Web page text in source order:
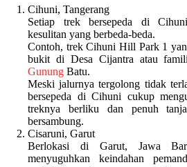
Cihuni, Tangerang
Setiap trek bersepeda di
kesulitan yang berbeda-beda.
Contoh, trek Cihuni Hill Park 1
bukit di Desa Cijantra atau
Gunung Batu.
Meski jalurnya tergolong tidak
bersepeda di Cihuni cukup
treknya berliku dan penuh
bersambung.
Cisaruni, Garut
Berlokasi di Garut, Jawa
menyuguhkan keindahan